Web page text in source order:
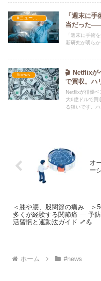
#ニュース・社会・コラム
「週末に
当だった
「週末に手術
新研究が明ら
#news
🎬 Netflixが
で買収。ハ
Netflixが俳優
大6億ドルで買
る狙いです。
オ
ー
＜膝や腰、股関節の痛み…＞
多くが経験する関節痛 — 予
活習慣と運動法ガイド 🦴💪
ホーム #news